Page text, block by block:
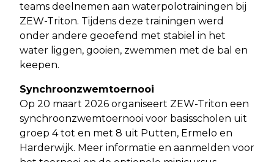
teams deelnemen aan waterpolotrainingen bij
ZEW-Triton. Tijdens deze trainingen werd
onder andere geoefend met stabiel in het
water liggen, gooien, zwemmen met de bal en
keepen.
Synchroonzwemtoernooi
Op 20 maart 2026 organiseert ZEW-Triton een
synchroonzwemtoernooi voor basisscholen uit
groep 4 tot en met 8 uit Putten, Ermelo en
Harderwijk. Meer informatie en aanmelden voor